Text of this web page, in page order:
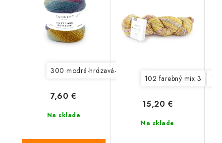
300 modrá-hrdzavá-okrová 301 hnedá-zelená-
Na sklade
7,60 €
102 farebný mix 3
Na sklade
15,20 €